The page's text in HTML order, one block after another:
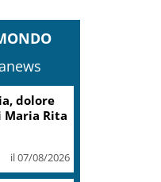
dolore
Maria Rita
il 07/08/2026